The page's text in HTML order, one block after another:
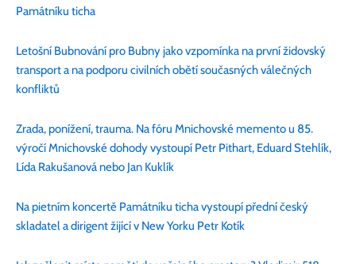
Památníku ticha
Letošní Bubnování pro Bubny jako vzpomínka na první židovský
transport a na podporu civilních obětí současných válečných
konfliktů
Zrada, ponížení, trauma. Na fóru Mnichovské memento u 85.
výročí Mnichovské dohody vystoupí Petr Pithart, Eduard Stehlík,
Lída Rakušanová nebo Jan Kuklík
Na pietním koncertě Památníku ticha vystoupí přední český
skladatel a dirigent žijící v New Yorku Petr Kotík